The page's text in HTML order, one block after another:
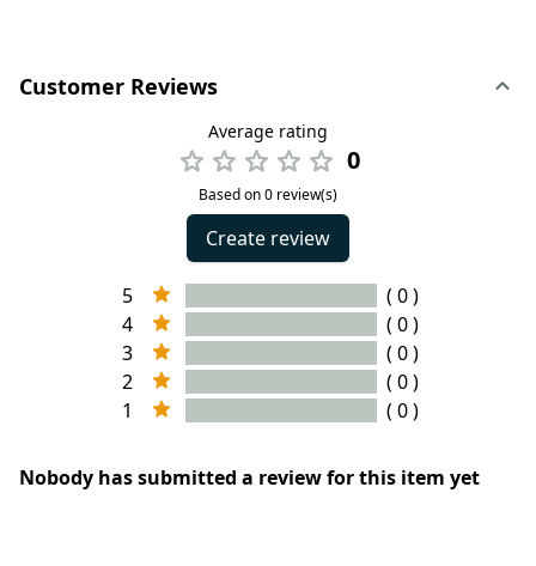
Customer Reviews
Average rating
0
Based on 0 review(s)
Create review
5
( 0 )
4
( 0 )
3
( 0 )
2
( 0 )
1
( 0 )
Nobody has submitted a review for this item yet